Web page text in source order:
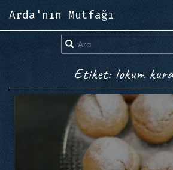
Arda'nın Mutfağı
Etiket: lokum